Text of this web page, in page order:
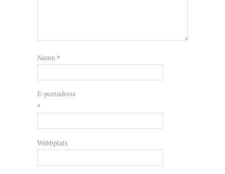
Namn *
E-postadress
*
Webbplats